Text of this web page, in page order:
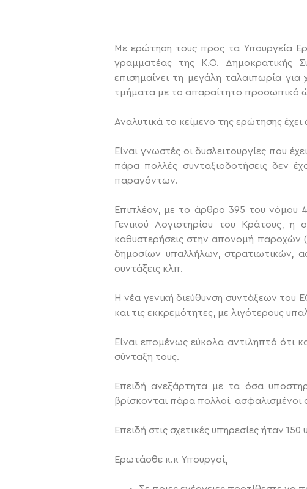
Με ερώτηση τους προς τα Υπουργεία
γραμματέας της Κ.Ο. Δημοκρατικής
επισημαίνει τη μεγάλη ταλαιπωρία
τμήματα με το απαραίτητο προσωπικό
Αναλυτικά το κείμενο της ερώτησης έχει
Είναι γνωστές οι δυσλειτουργίες που
πάρα πολλές συνταξιοδοτήσεις δεν
παραγόντων.
Επιπλέον, με το άρθρο 395 του νόμου
Γενικού Λογιστηρίου του Κράτους,
καθυστερήσεις στην απονομή παροχών
δημοσίων υπαλλήλων, στρατιωτικών,
συντάξεις κλπ.
Η νέα γενική διεύθυνση συντάξεων του
και τις εκκρεμότητες, με λιγότερους
Είναι επομένως εύκολα αντιληπτό ότι
σύνταξη τους.
Επειδή ανεξάρτητα με τα όσα
βρίσκονται πάρα πολλοί ασφαλισμένοι
Επειδή στις σχετικές υπηρεσίες ήταν
Ερωτάσθε κ.κ Υπουργοί,